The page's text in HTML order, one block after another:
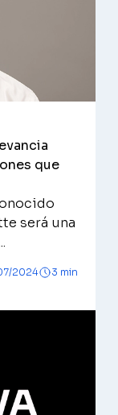
que
será una
2024 3 min